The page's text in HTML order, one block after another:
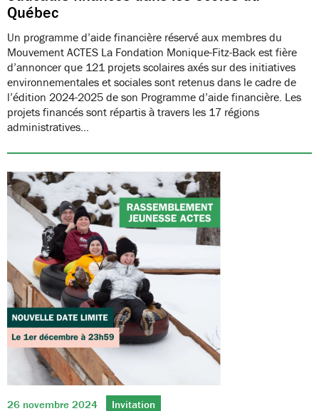
Québec
Un programme d’aide financière réservé aux membres du
Mouvement ACTES La Fondation Monique-Fitz-Back est fière
d’annoncer que 121 projets scolaires axés sur des initiatives
environnementales et sociales sont retenus dans le cadre de
l’édition 2024-2025 de son Programme d’aide financière. Les
projets financés sont répartis à travers les 17 régions
administratives…
26 novembre 2024 Invitation